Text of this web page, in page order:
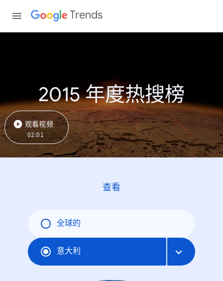
Trends
2015 年度热搜榜
观看视频
02:01
查看
全球的
意大利